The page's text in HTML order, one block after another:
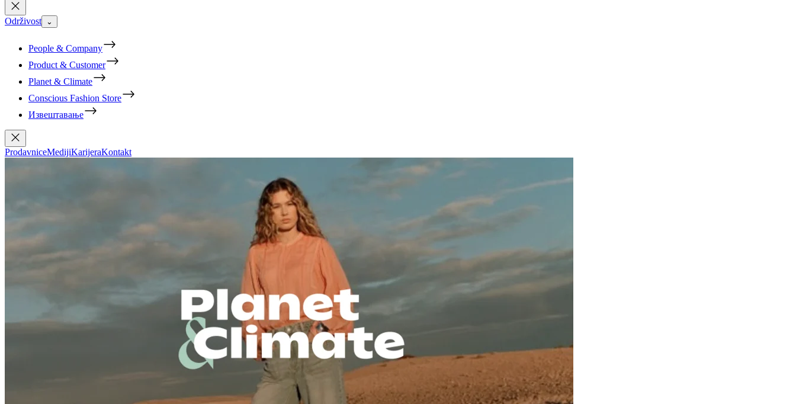
Održivost ⌄
People & Company
Product & Customer
Planet & Climate
Conscious Fashion Store
Извештавање
ProdavniceMedijiKarijeraKontakt